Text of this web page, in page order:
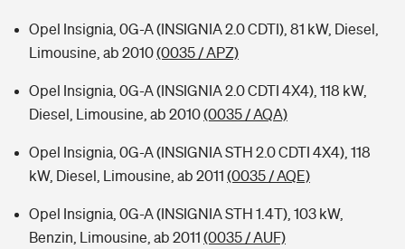
Opel Insignia, 0G-A (INSIGNIA 2.0 CDTI), 81 kW, Diesel,
Limousine, ab 2010(0035 / APZ)
Opel Insignia, 0G-A (INSIGNIA 2.0 CDTI 4X4), 118 kW,
Diesel, Limousine, ab 2010(0035 / AQA)
Opel Insignia, 0G-A (INSIGNIA STH 2.0 CDTI 4X4), 118
kW, Diesel, Limousine, ab 2011 (0035 / AQE)
Opel Insignia, 0G-A (INSIGNIA STH 1.4T), 103 kW,
Benzin, Limousine, ab 2011 (0035 / AUF)